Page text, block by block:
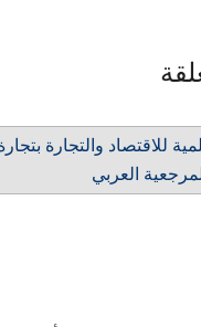
للاقتصاد والتجارة
العربي